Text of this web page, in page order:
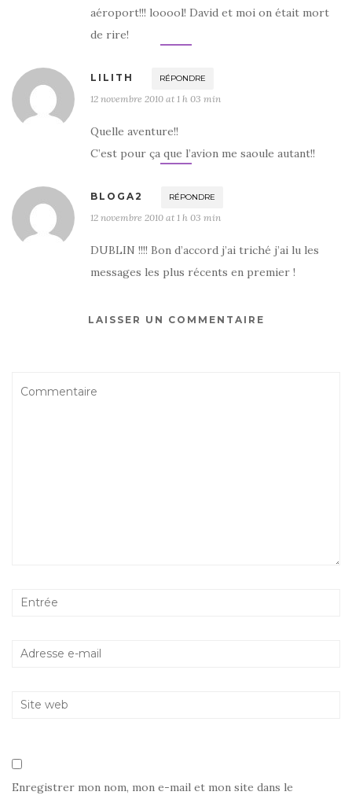
aéroport!!! looool! David et moi on était mort
de rire!
LILITH RÉPONDRE
12 novembre 2010 at 1 h 03 min
Quelle aventure!!
C’est pour ça que l’avion me saoule autant!!
BLOGA2 RÉPONDRE
12 novembre 2010 at 1 h 03 min
DUBLIN !!!! Bon d’accord j’ai triché j’ai lu les
messages les plus récents en premier !
LAISSER UN COMMENTAIRE
Enregistrer mon nom, mon e-mail et mon site dans le